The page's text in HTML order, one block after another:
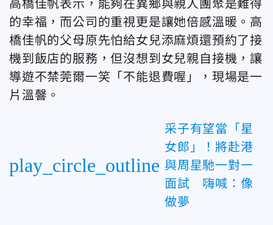
高橋佳帆表示，能夠在異鄉與親人團聚是難得
的幸福，而公司的重視更是讓她倍感溫暖。高
橋佳帆的父母原先怕給女兒添麻煩還預約了接
機到飯店的服務，但沒想到女兒親自接機，讓
導遊不禁莞爾一笑「不能退費喔」，現場是一
片溫韾。
play_circle_outline
采子有望當「星
女郎」！將赴港
與周星馳一對一
面試 嗨喊：像
做夢